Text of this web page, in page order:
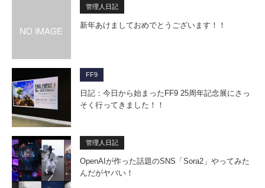
管理人日記
新年あけましておめでとうございます！！
FF9
日記：今日から始まったFF9 25周年記念展にさっ
そく行ってきました！！
管理人日記
OpenAIが作った話題のSNS「Sora2」やってみた
んだがヤバい！